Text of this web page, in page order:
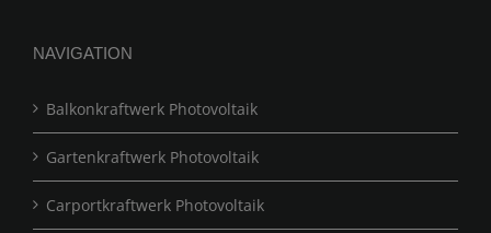
NAVIGATION
Balkonkraftwerk Photovoltaik
Gartenkraftwerk Photovoltaik
Carportkraftwerk Photovoltaik